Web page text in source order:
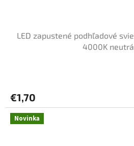
LED zapustené podhľadové
4000K
€1,70
Novinka